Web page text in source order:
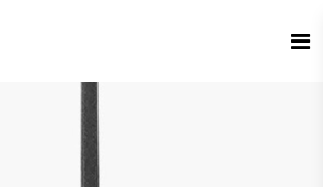
S'inscrire ici